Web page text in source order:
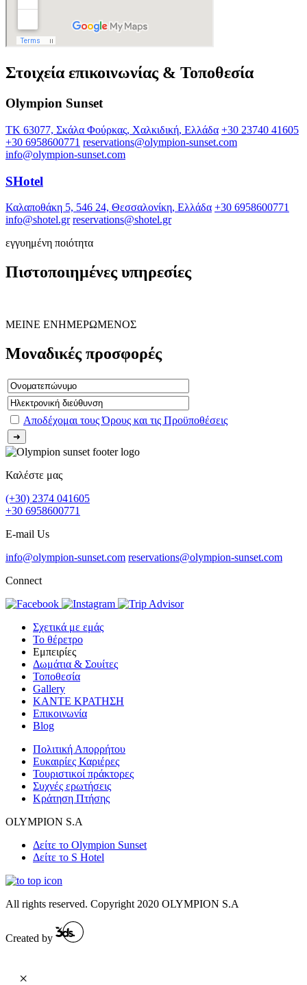
Στοιχεία επικοινωνίας & Τοποθεσία
Olympion Sunset
ΤΚ 63077, Σκάλα Φούρκας, Χαλκιδική, Ελλάδα +30 23740 41605
+30 6958600771 reservations@olympion-sunset.com
info@olympion-sunset.com
SHotel
Καλαποθάκη 5, 546 24, Θεσσαλονίκη, Ελλάδα +30 6958600771
info@shotel.gr reservations@shotel.gr
εγγυημένη ποιότητα
Πιστοποιημένες υπηρεσίες
ΜΕΙΝΕ ΕΝΗΜΕΡΩΜΕΝΟΣ
Μοναδικές προσφορές
Αποδέχομαι τους Όρους και τις Προϋποθέσεις
Καλέστε μας
(+30) 2374 041605
+30 6958600771
E-mail Us
info@olympion-sunset.com reservations@olympion-sunset.com
Connect
Σχετικά με εμάς
Το θέρετρο
Εμπειρίες
Δωμάτια & Σουίτες
Τοποθεσία
Gallery
ΚΑΝΤΕ ΚΡΑΤΗΣΗ
Επικοινωνία
Blog
Πολιτική Απορρήτου
Ευκαιρίες Καριέρες
Τουριστικοί πράκτορες
Συχνές ερωτήσεις
Κράτηση Πτήσης
OLYMPION S.A
Δείτε το Olympion Sunset
Δείτε το S Hotel
All rights reserved. Copyright 2020 OLYMPION S.A
Created by
×